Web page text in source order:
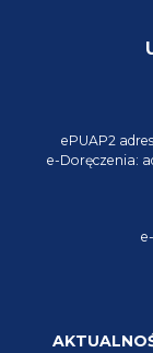
ePUAP2
e-Doręczenia: